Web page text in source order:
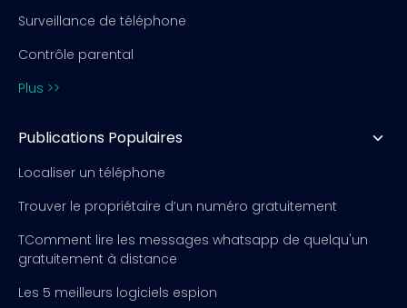
Surveillance de téléphone
Contrôle parental
Plus >>
Publications Populaires
Localiser un téléphone
Trouver le propriétaire d’un numéro gratuitement
TComment lire les messages whatsapp de quelqu'un
gratuitement à distance
Les 5 meilleurs logiciels espion